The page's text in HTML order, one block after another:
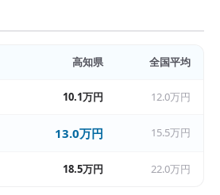
高知県 全国平均
10.1万円 12.0万円
13.0万円 15.5万円
18.5万円 22.0万円